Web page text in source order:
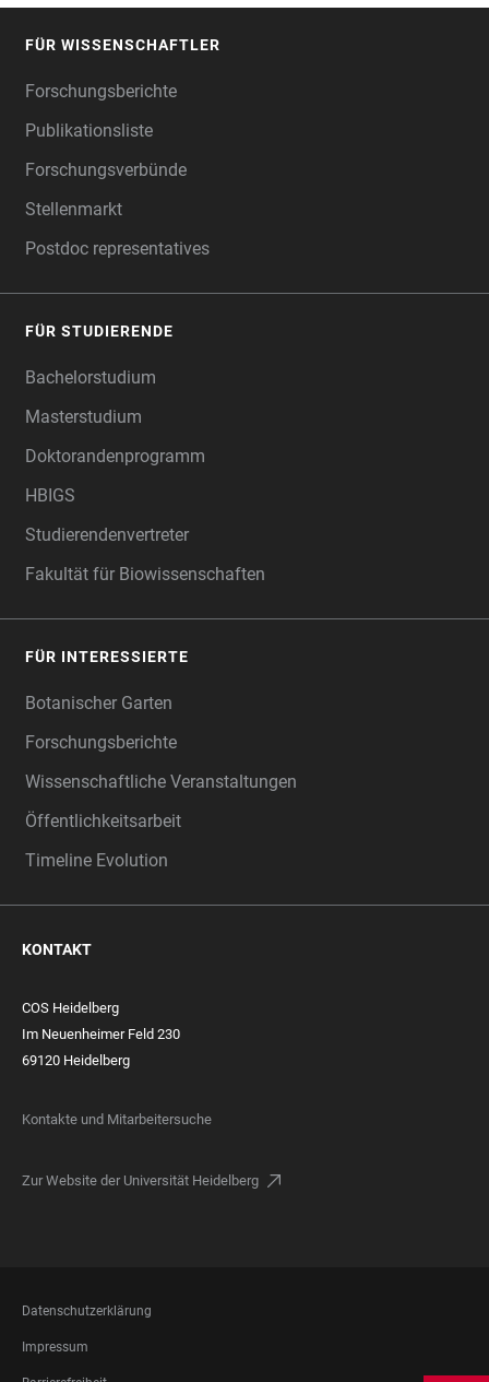
FÜR WISSENSCHAFTLER
Forschungsberichte
Publikationsliste
Forschungsverbünde
Stellenmarkt
Postdoc representatives
FÜR STUDIERENDE
Bachelorstudium
Masterstudium
Doktorandenprogramm
HBIGS
Studierendenvertreter
Fakultät für Biowissenschaften
FÜR INTERESSIERTE
Botanischer Garten
Forschungsberichte
Wissenschaftliche Veranstaltungen
Öffentlichkeitsarbeit
Timeline Evolution
KONTAKT
COS Heidelberg
Im Neuenheimer Feld 230
69120 Heidelberg
Kontakte und Mitarbeitersuche
Zur Website der Universität Heidelberg
FOOTER
LEGAL
Datenschutzerklärung
Impressum